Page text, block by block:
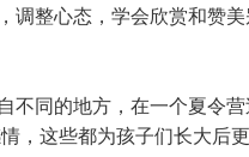
调整心态，学会欣赏和赞
不同的地方，在一个夏令
，这些都为孩子们长大